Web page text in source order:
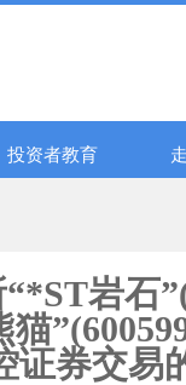
投资者教育
岩石
猫
证券交易